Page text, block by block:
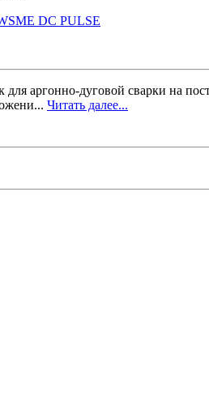
аргонно-дуговой сварки на
Читать далее...